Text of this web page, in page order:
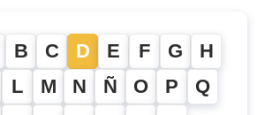
B C D E F G H
L M N Ñ O P Q